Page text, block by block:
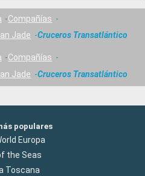
Compañías
Jade Cruceros Transatlántico
Compañías
Jade Cruceros Transatlántico
populares
Europa
the Seas
Toscana